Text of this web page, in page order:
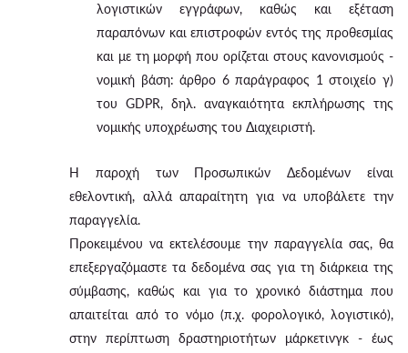
λογιστικών εγγράφων, καθώς και εξέταση
παραπόνων και επιστροφών εντός της προθεσμίας
και με τη μορφή που ορίζεται στους κανονισμούς -
νομική βάση: άρθρο 6 παράγραφος 1 στοιχείο γ)
του GDPR, δηλ. αναγκαιότητα εκπλήρωσης της
νομικής υποχρέωσης του Διαχειριστή.
Η παροχή των Προσωπικών Δεδομένων είναι
εθελοντική, αλλά απαραίτητη για να υποβάλετε την
παραγγελία.
Προκειμένου να εκτελέσουμε την παραγγελία σας, θα
επεξεργαζόμαστε τα δεδομένα σας για τη διάρκεια της
σύμβασης, καθώς και για το χρονικό διάστημα που
απαιτείται από το νόμο (π.χ. φορολογικό, λογιστικό),
στην περίπτωση δραστηριοτήτων μάρκετινγκ - έως